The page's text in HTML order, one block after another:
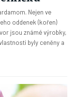
Nejen ve
oddenek (kořen)
jsou známé výrobky,
byly ceněny a